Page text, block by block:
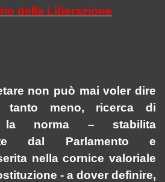
della Liberazione
non può mai voler dire
tanto meno, ricerca di
la norma – stabilita
dal Parlamento e
nella cornice valoriale
- a dover definire,